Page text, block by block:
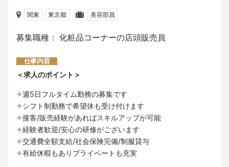
関東 東京都 美容部員
募集職種： 化粧品コーナーの店頭販売員
仕事内容
＜求人のポイント＞
✧週5日フルタイム勤務の募集です
✧シフト制勤務で希望休も受け付けます
✧接客/販売経験があればスキルアップが可能
✧経験者歓迎/安心の研修がございます
✧交通費全額支給/社会保険完備/制服貸与
✧有給休暇もありプライベートも充実